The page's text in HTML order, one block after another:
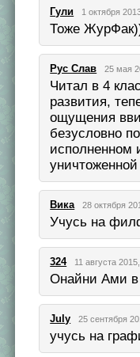
Гули 1 октября
Тоже
Рус Слав 25 мая
Читал в 4
развития,
ощущения
безусловно
исполненном
Вика 28 октября
Учусь на
324 11 августа
Онайни Ами в
July 25 сентября
учусь на